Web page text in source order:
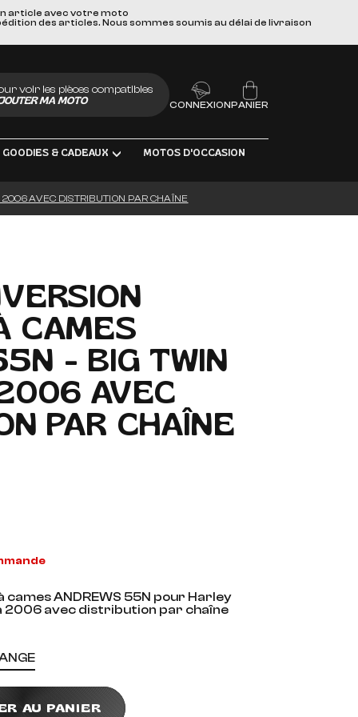
article avec votre moto
des articles. Nous sommes soumis au délai de livraison
voir les pièces compatibles
MA MOTO
CONNEXIONPANIER
GOODIES & CADEAUX MOTOS D'OCCASION
AVEC DISTRIBUTION PAR CHAÎNE
CAMES
- BIG TWIN
AVEC
PAR CHAÎNE
ANDREWS 55N pour Harley
2006 avec distribution par chaîne
AU PANIER